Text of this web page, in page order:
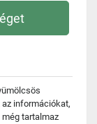
az információkat,
tartalmaz